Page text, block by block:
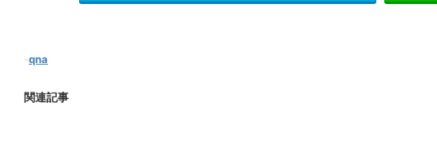
-qna
関連記事